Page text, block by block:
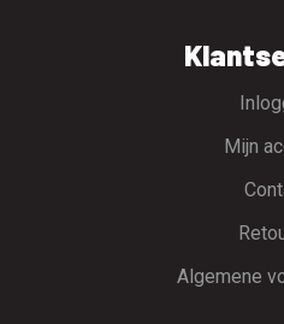
Mijn
Algemene